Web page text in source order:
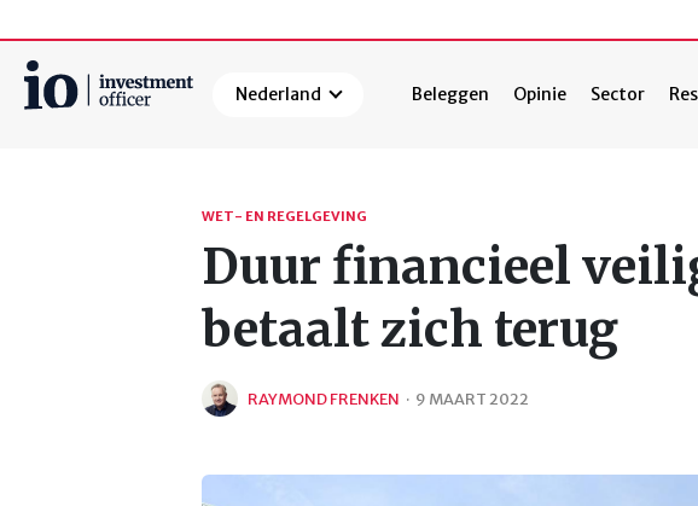
Nederland Beleggen Opinie Sector
WET- EN REGELGEVING
Duur financieel
betaalt zich terug
RAYMOND FRENKEN · 9 MAART 2022